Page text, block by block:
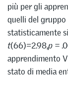
più per gli
quelli del
statisticamente
t(66)=2.98,p =
apprendimento
stato di media